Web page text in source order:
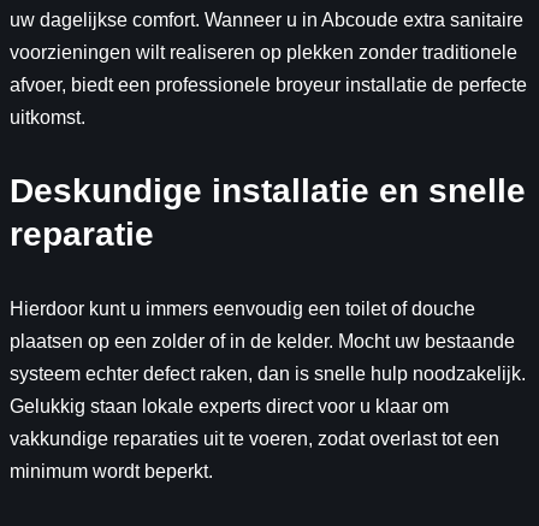
uw dagelijkse comfort. Wanneer u in Abcoude extra sanitaire
voorzieningen wilt realiseren op plekken zonder traditionele
afvoer, biedt een professionele broyeur installatie de perfecte
uitkomst.
Deskundige installatie en snelle
reparatie
Hierdoor kunt u immers eenvoudig een toilet of douche
plaatsen op een zolder of in de kelder. Mocht uw bestaande
systeem echter defect raken, dan is snelle hulp noodzakelijk.
Gelukkig staan lokale experts direct voor u klaar om
vakkundige reparaties uit te voeren, zodat overlast tot een
minimum wordt beperkt.